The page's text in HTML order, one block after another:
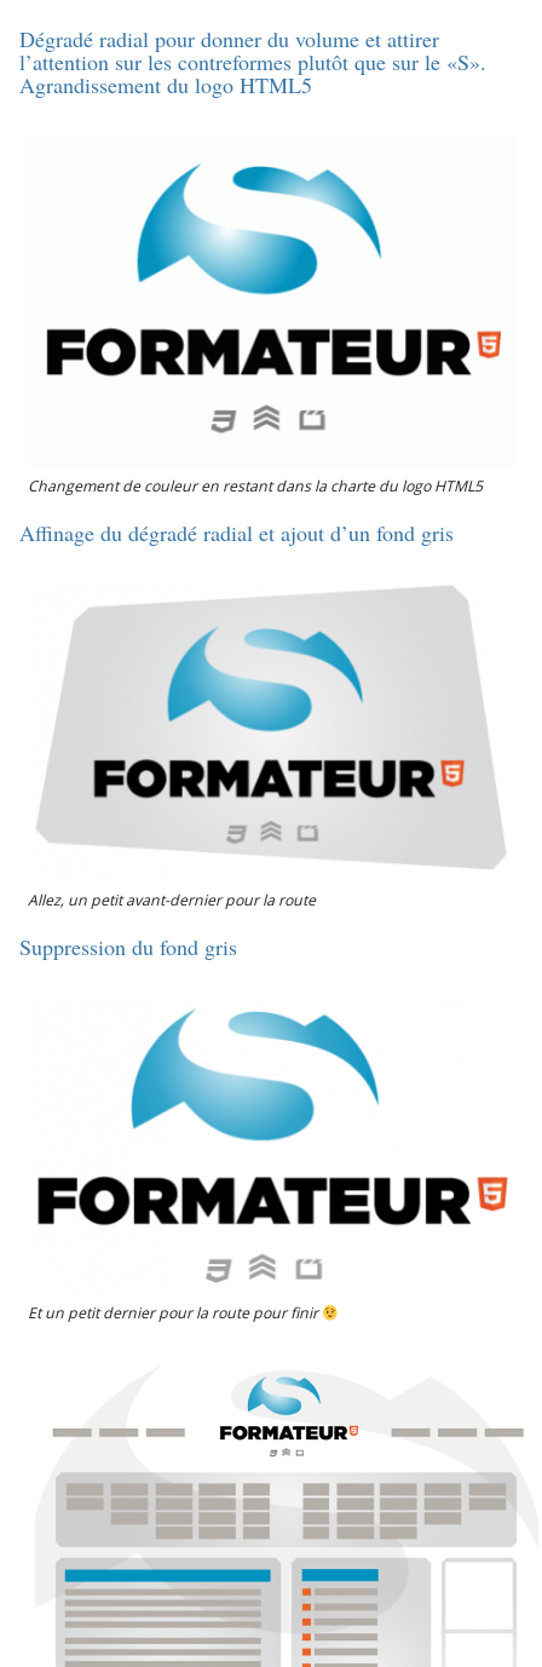
Dégradé radial pour donner du volume et attirer
l’attention sur les contreformes plutôt que sur le «S».
Agrandissement du logo HTML5
Changement de couleur en restant dans la charte du logo HTML5
Affinage du dégradé radial et ajout d’un fond gris
Allez, un petit avant-dernier pour la route
Suppression du fond gris
Et un petit dernier pour la route pour finir